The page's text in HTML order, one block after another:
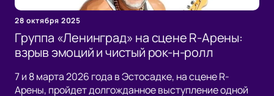
28 октября 2025
Группа «Ленинград» на сцене R-Арены:
взрыв эмоций и чистый рок-н-ролл
7 и 8 марта 2026 года в Эстосадке, на сцене R-
Арены, пройдет долгожданное выступление одной